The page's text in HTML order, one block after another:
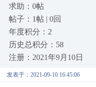
求助：0帖
帖子：1帖 | 0回
年度积分：2
历史总积分：58
注册：2021年9月10日
发表于：2021-09-10 16:45:06